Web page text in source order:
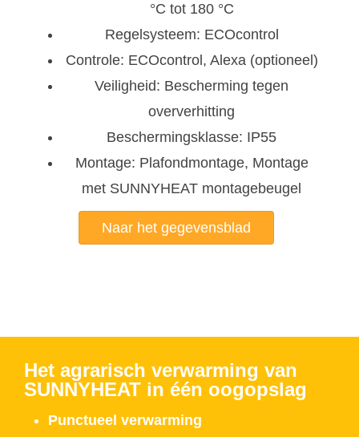
°C tot 180 °C
Regelsysteem: ECOcontrol
Controle: ECOcontrol, Alexa (optioneel)
Veiligheid: Bescherming tegen
oververhitting
Beschermingsklasse: IP55
Montage: Plafondmontage, Montage
met SUNNYHEAT montagebeugel
Naar het gegevensblad
Het agrarisch verwarming van
SUNNYHEAT in één oogopslag
Punctueel verwarming